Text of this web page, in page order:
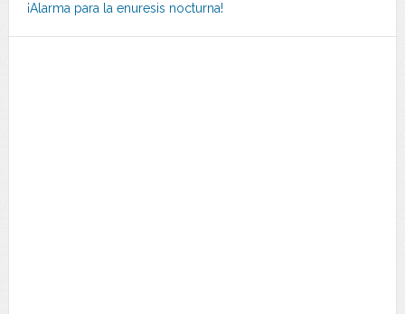
¡Alarma para la enuresis nocturna!